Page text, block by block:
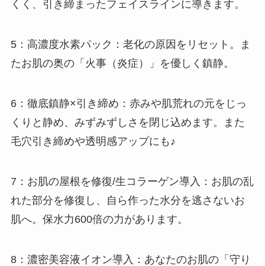
くく、引き締まったフェイスラインに導きます。
5：高濃度水素パック：老化の原因をリセット。ま
たお肌の奥の「火事（炎症）」を優しく鎮静。
6：徹底鎮静×引き締め：赤みや肌荒れの元をじっ
くりと静め、みずみずしさを閉じ込めます。また
毛穴引き締めや透明感アップにも♪
7：お肌の屋根を修復/生コラーゲン導入：お肌の乱
れた部分を修復し、自ら作った水分を逃さないお
肌へ。保水力600倍の力があります。
8：濃密美容液イオン導入：あなたのお肌の「守り